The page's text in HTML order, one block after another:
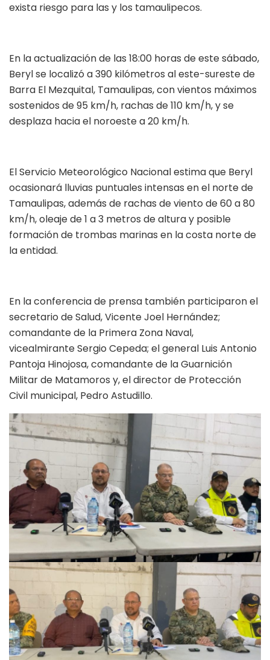
exista riesgo para las y los tamaulipecos.
En la actualización de las 18:00 horas de este sábado,
Beryl se localizó a 390 kilómetros al este-sureste de
Barra El Mezquital, Tamaulipas, con vientos máximos
sostenidos de 95 km/h, rachas de 110 km/h, y se
desplaza hacia el noroeste a 20 km/h.
El Servicio Meteorológico Nacional estima que Beryl
ocasionará lluvias puntuales intensas en el norte de
Tamaulipas, además de rachas de viento de 60 a 80
km/h, oleaje de 1 a 3 metros de altura y posible
formación de trombas marinas en la costa norte de
la entidad.
En la conferencia de prensa también participaron el
secretario de Salud, Vicente Joel Hernández;
comandante de la Primera Zona Naval,
vicealmirante Sergio Cepeda; el general Luis Antonio
Pantoja Hinojosa, comandante de la Guarnición
Militar de Matamoros y, el director de Protección
Civil municipal, Pedro Astudillo.